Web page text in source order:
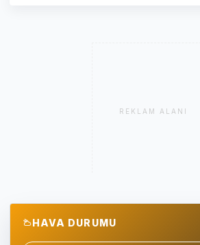
REKLAM ALANI
HAVA DURUMU